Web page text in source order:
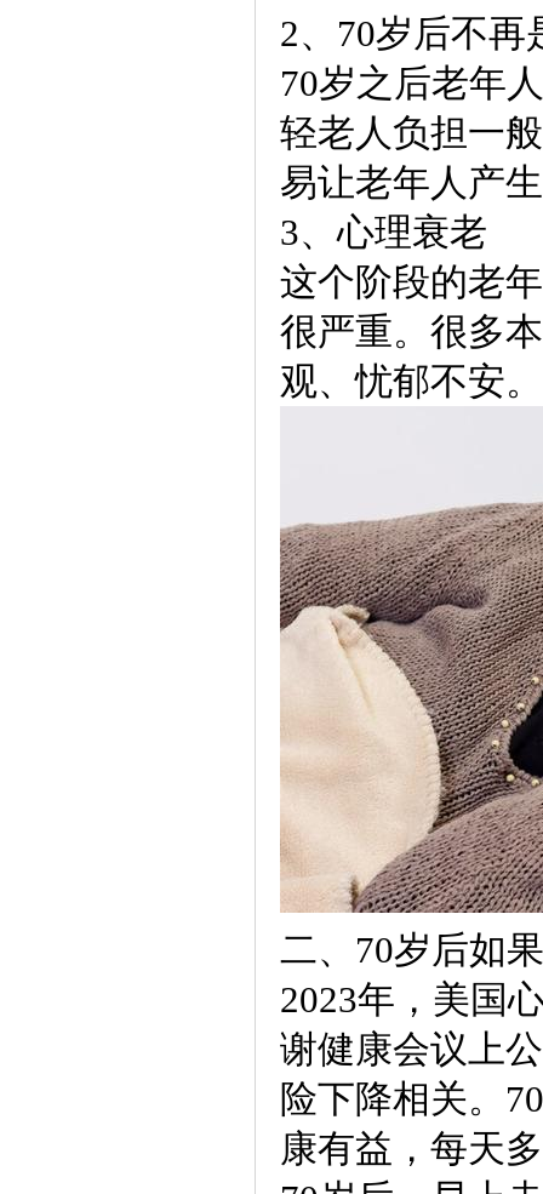
2、70岁后不再
70岁之后老年
轻老人负担一
易让老年人产
3、心理衰老
这个阶段的老
很严重。很多
观、忧郁不安。
二、70岁后如
2023年，美国
谢健康会议上
险下降相关。
康有益，每天